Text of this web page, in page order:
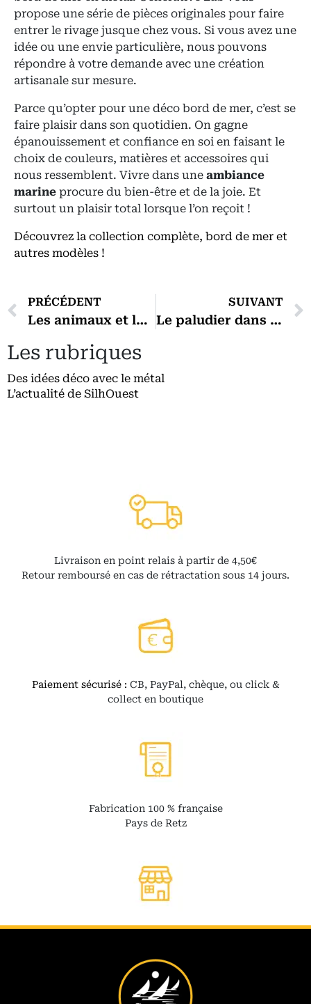
propose une série de pièces originales pour faire
entrer le rivage jusque chez vous. Si vous avez une
idée ou une envie particulière, nous pouvons
répondre à votre demande avec une création
artisanale sur mesure.
Parce qu’opter pour une déco bord de mer, c’est se
faire plaisir dans son quotidien. On gagne
épanouissement et confiance en soi en faisant le
choix de couleurs, matières et accessoires qui
nous ressemblent. Vivre dans une ambiance
marine procure du bien-être et de la joie. Et
surtout un plaisir total lorsque l’on reçoit !
Découvrez la collection complète, bord de mer et
autres modèles !
PRÉCÉDENT
Les animaux et la décoration d’intérieur
SUIVANT
Le paludier dans le marais
Les rubriques
Des idées déco avec le métal
L’actualité de SilhOuest
Livraison en point relais à partir de 4,50€
Retour remboursé en cas de rétractation sous 14 jours.
Paiement sécurisé : CB, PayPal, chèque, ou click &
collect en boutique
Fabrication 100 % française
Pays de Retz